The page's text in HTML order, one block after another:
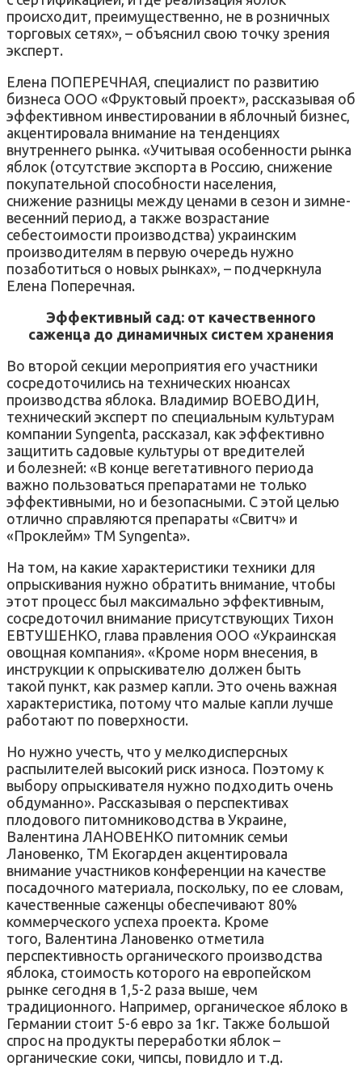
происходит, преимущественно, не в розничных
торговых сетях», – объяснил свою точку зрения
эксперт.
Елена ПОПЕРЕЧНАЯ, специалист по развитию
бизнеса ООО «Фруктовый проект», рассказывая об
эффективном инвестировании в яблочный бизнес,
акцентировала внимание на тенденциях
внутреннего рынка. «Учитывая особенности рынка
яблок (отсутствие экспорта в Россию, снижение
покупательной способности населения,
снижение разницы между ценами в сезон и зимне-
весенний период, а также возрастание
себестоимости производства) украинским
производителям в первую очередь нужно
позаботиться о новых рынках», – подчеркнула
Елена Поперечная.
Эффективный сад: от качественного
саженца до динамичных систем хранения
Во второй секции мероприятия его участники
сосредоточились на технических нюансах
производства яблока. Владимир ВОЕВОДИН,
технический эксперт по специальным культурам
компании Syngenta, рассказал, как эффективно
защитить садовые культуры от вредителей
и болезней: «В конце вегетативного периода
важно пользоваться препаратами не только
эффективными, но и безопасными. С этой целью
отлично справляются препараты «Свитч» и
«Проклейм» ТМ Syngenta».
На том, на какие характеристики техники для
опрыскивания нужно обратить внимание, чтобы
этот процесс был максимально эффективным,
сосредоточил внимание присутствующих Тихон
ЕВТУШЕНКО, глава правления ООО «Украинская
овощная компания». «Кроме норм внесения, в
инструкции к опрыскивателю должен быть
такой пункт, как размер капли. Это очень важная
характеристика, потому что малые капли лучше
работают по поверхности.
Но нужно учесть, что у мелкодисперсных
распылителей высокий риск износа. Поэтому к
выбору опрыскивателя нужно подходить очень
обдуманно». Рассказывая о перспективах
плодового питомниководства в Украине,
Валентина ЛАНОВЕНКО питомник семьи
Лановенко, ТМ Екогарден акцентировала
внимание участников конференции на качестве
посадочного материала, поскольку, по ее словам,
качественные саженцы обеспечивают 80%
коммерческого успеха проекта. Кроме
того, Валентина Лановенко отметила
перспективность органического производства
яблока, стоимость которого на европейском
рынке сегодня в 1,5-2 раза выше, чем
традиционного. Например, органическое яблоко в
Германии стоит 5-6 евро за 1кг. Также большой
спрос на продукты переработки яблок –
органические соки, чипсы, повидло и т.д.